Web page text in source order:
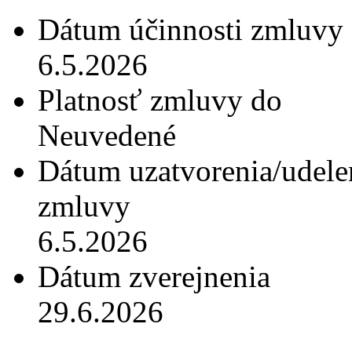
Dátum účinnosti zmluvy
6.5.2026
Platnosť zmluvy do
Neuvedené
Dátum uzatvorenia/
zmluvy
6.5.2026
Dátum zverejnenia
29.6.2026